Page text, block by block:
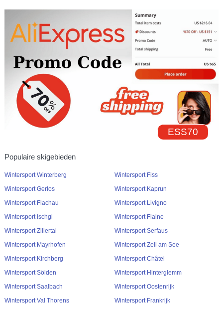
ESS70
Populaire skigebieden
Wintersport Winterberg
Wintersport Gerlos
Wintersport Flachau
Wintersport Ischgl
Wintersport Zillertal
Wintersport Mayrhofen
Wintersport Kirchberg
Wintersport Sölden
Wintersport Saalbach
Wintersport Val Thorens
Wintersport Fiss
Wintersport Kaprun
Wintersport Livigno
Wintersport Flaine
Wintersport Serfaus
Wintersport Zell am See
Wintersport Châtel
Wintersport Hinterglemm
Wintersport Oostenrijk
Wintersport Frankrijk